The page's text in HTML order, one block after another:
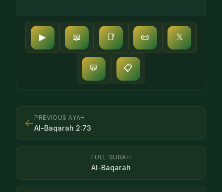
▶ 📖 📑 📜 𝕏
💬 📋
← PREVIOUS AYAH
Al-Baqarah 2:73
FULL SURAH
Al-Baqarah